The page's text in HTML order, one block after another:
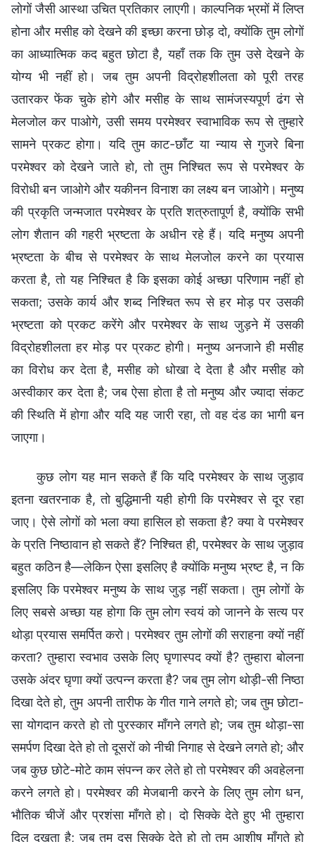
लोगों जैसी आस्था उचित प्रतिकार लाएगी। काल्पनिक भ्रमों में लिप्त
होना और मसीह को देखने की इच्छा करना छोड़ दो, क्योंकि तुम लोगों
का आध्यात्मिक कद बहुत छोटा है, यहाँ तक कि तुम उसे देखने के
योग्य भी नहीं हो। जब तुम अपनी विद्रोहशीलता को पूरी तरह
उतारकर फेंक चुके होगे और मसीह के साथ सामंजस्यपूर्ण ढंग से
मेलजोल कर पाओगे, उसी समय परमेश्वर स्वाभाविक रूप से तुम्हारे
सामने प्रकट होगा। यदि तुम काट-छाँट या न्याय से गुजरे बिना
परमेश्वर को देखने जाते हो, तो तुम निश्चित रूप से परमेश्वर के
विरोधी बन जाओगे और यकीनन विनाश का लक्ष्य बन जाओगे। मनुष्य
की प्रकृति जन्मजात परमेश्वर के प्रति शत्रुतापूर्ण है, क्योंकि सभी
लोग शैतान की गहरी भ्रष्टता के अधीन रहे हैं। यदि मनुष्य अपनी
भ्रष्टता के बीच से परमेश्वर के साथ मेलजोल करने का प्रयास
करता है, तो यह निश्चित है कि इसका कोई अच्छा परिणाम नहीं हो
सकता; उसके कार्य और शब्द निश्चित रूप से हर मोड़ पर उसकी
भ्रष्टता को प्रकट करेंगे और परमेश्वर के साथ जुड़ने में उसकी
विद्रोहशीलता हर मोड़ पर प्रकट होगी। मनुष्य अनजाने ही मसीह
का विरोध कर देता है, मसीह को धोखा दे देता है और मसीह को
अस्वीकार कर देता है; जब ऐसा होता है तो मनुष्य और ज्यादा संकट
की स्थिति में होगा और यदि यह जारी रहा, तो वह दंड का भागी बन
जाएगा।
कुछ लोग यह मान सकते हैं कि यदि परमेश्वर के साथ जुड़ाव
इतना खतरनाक है, तो बुद्धिमानी यही होगी कि परमेश्वर से दूर रहा
जाए। ऐसे लोगों को भला क्या हासिल हो सकता है? क्या वे परमेश्वर
के प्रति निष्ठावान हो सकते हैं? निश्चित ही, परमेश्वर के साथ जुड़ाव
बहुत कठिन है—लेकिन ऐसा इसलिए है क्योंकि मनुष्य भ्रष्ट है, न कि
इसलिए कि परमेश्वर मनुष्य के साथ जुड़ नहीं सकता। तुम लोगों के
लिए सबसे अच्छा यह होगा कि तुम लोग स्वयं को जानने के सत्य पर
थोड़ा प्रयास समर्पित करो। परमेश्वर तुम लोगों की सराहना क्यों नहीं
करता? तुम्हारा स्वभाव उसके लिए घृणास्पद क्यों है? तुम्हारा बोलना
उसके अंदर घृणा क्यों उत्पन्न करता है? जब तुम लोग थोड़ी-सी निष्ठा
दिखा देते हो, तुम अपनी तारीफ के गीत गाने लगते हो; जब तुम छोटा-
सा योगदान करते हो तो पुरस्कार माँगने लगते हो; जब तुम थोड़ा-सा
समर्पण दिखा देते हो तो दूसरों को नीची निगाह से देखने लगते हो; और
जब कुछ छोटे-मोटे काम संपन्न कर लेते हो तो परमेश्वर की अवहेलना
करने लगते हो। परमेश्वर की मेजबानी करने के लिए तुम लोग धन,
भौतिक चीजें और प्रशंसा माँगते हो। दो सिक्के देते हुए भी तुम्हारा
दिल दुखता है; जब तुम दस सिक्के देते हो तो तुम आशीष माँगते हो